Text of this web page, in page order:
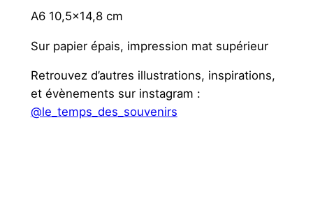
a
a
i
n
A6 10,5×14,8 cm
Sur papier épais, impression mat supérieur
Retrouvez d’autres illustrations, inspirations,
et évènements sur instagram :
@le_temps_des_souvenirs